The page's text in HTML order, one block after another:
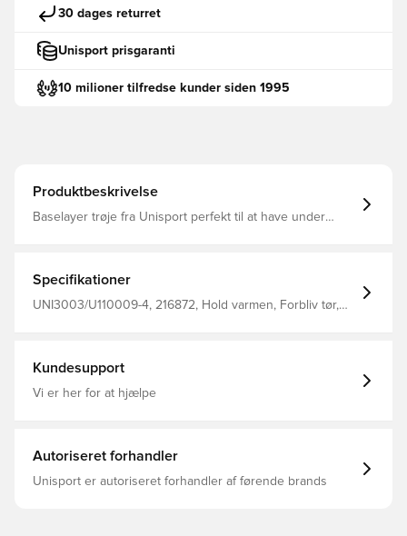
30 dages returret
Unisport prisgaranti
10 milioner tilfredse kunder siden 1995
Produktbeskrivelse
Baselayer trøje fra Unisport perfekt til at have under
design for maksimal komfort Fremstillet i 92% polyester
og 8% elastan.
Specifikationer
UNI3003/U110009-4, 216872, Hold varmen, Forbliv tør,
Kundesupport
Vi er her for at hjælpe
Autoriseret forhandler
Unisport er autoriseret forhandler af førende brands